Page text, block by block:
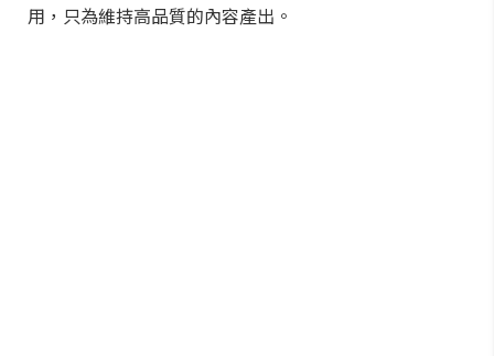
用，只為維持高品質的內容產出。